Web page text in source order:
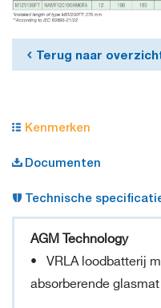
Terug naar
Kenmerken
Documenten
Technische
AGM Technology
• VRLA loodbatterij
absorberende glasmat